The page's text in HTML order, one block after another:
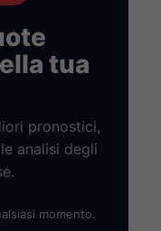
tua
pronostici,
analisi degli
momento.